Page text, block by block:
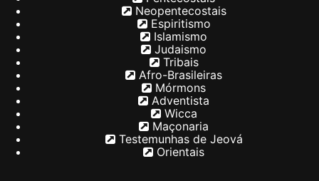
Neopentecostais
Espiritismo
Islamismo
Judaismo
Tribais
Afro-Brasileiras
Mórmons
Adventista
Wicca
Maçonaria
Testemunhas de Jeová
Orientais